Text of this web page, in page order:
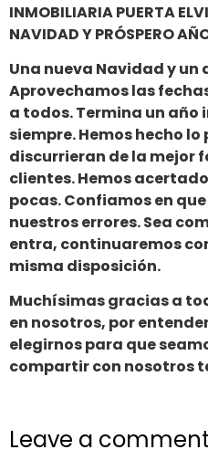
INMOBILIARIA PUERTA
NAVIDAD Y PRÓSPERO
Una nueva Navidad y un
Aprovechamos las
a todos. Termina un
siempre. Hemos hecho
discurrieran de la mejor
clientes. Hemos
pocas. Confiamos en
nuestros errores. Sea
entra, continuaremos
misma disposición.
Muchísimas gracias a
en nosotros, por
elegirnos para que
compartir con nosotros
Leave a comment